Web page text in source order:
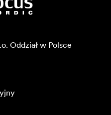
Oddział w Polsce